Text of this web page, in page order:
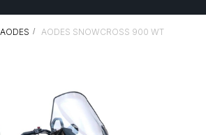
/ AODES SNOWCROSS 900 WT